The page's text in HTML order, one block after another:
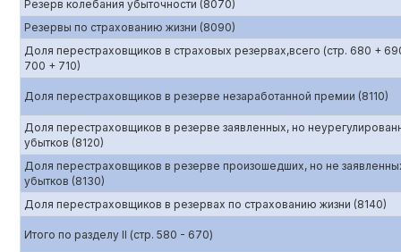
Резерв колебания убыточности (8070)
Резервы по страхованию жизни (8090)
Доля перестраховщиков в страховых резервах,всего (стр. 680 +
700 + 710)
Доля перестраховщиков в резерве незаработанной премии (8110)
Доля перестраховщиков в резерве заявленных, но
убытков (8120)
Доля перестраховщиков в резерве произошедших, но не
убытков (8130)
Доля перестраховщиков в резервах по страхованию жизни (8140)
Итого по разделу II (стр. 580 - 670)